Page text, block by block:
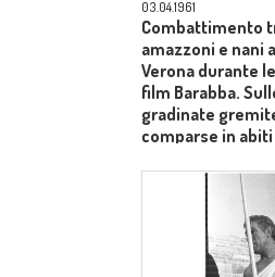
03.04.1961
Combattimento
amazzoni e nani
Verona durante
film Barabba.
gradinate
comparse in